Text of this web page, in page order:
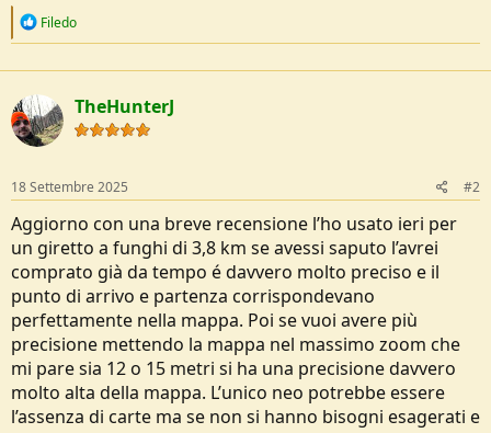
R
c
i
o
n
Filedo
TheHunterJ
18 Settembre 2025 #2
Aggiorno con una breve recensione l’ho usato ieri per
un giretto a funghi di 3,8 km se avessi saputo l’avrei
comprato già da tempo é davvero molto preciso e il
punto di arrivo e partenza corrispondevano
perfettamente nella mappa. Poi se vuoi avere più
precisione mettendo la mappa nel massimo zoom che
mi pare sia 12 o 15 metri si ha una precisione davvero
molto alta della mappa. L’unico neo potrebbe essere
l’assenza di carte ma se non si hanno bisogni esagerati e